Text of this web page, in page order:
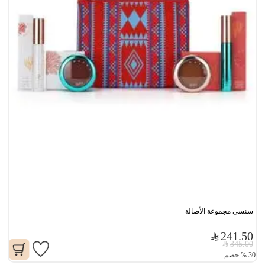
سنسي مجموعة الأصالة
241.50
345.00
30
% خصم